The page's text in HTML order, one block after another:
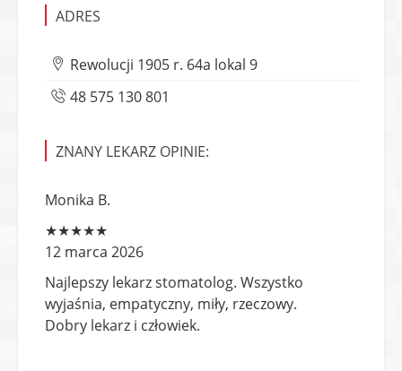
ADRES
Rewolucji 1905 r. 64a lokal 9
48 575 130 801
ZNANY LEKARZ OPINIE:
Monika B.
★★★★★
12 marca 2026
Najlepszy lekarz stomatolog. Wszystko
wyjaśnia, empatyczny, miły, rzeczowy.
Dobry lekarz i człowiek.